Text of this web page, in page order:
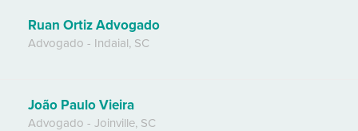
Ruan Ortiz Advogado
Advogado - Indaial, SC
João Paulo Vieira
Advogado - Joinville, SC